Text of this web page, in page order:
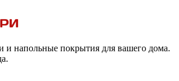
и напольные покрытия для вашего дома.